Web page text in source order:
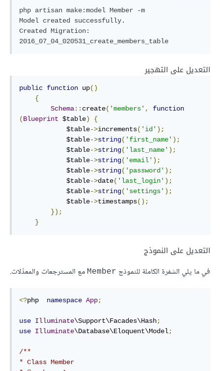
php artisan make:model Member -m
Model created successfully.
Created Migration:
2016_07_04_020531_create_members_table
التعديل على التهجير
public function up()
{
Schema:: create( 'members' ,
function
(Blueprint $table)
{
            $table
->increments( 'id' );
            $table
->string( 'first_name' );
            $table
->string( 'last_name' );
            $table
->string( 'email' );
            $table
->string( 'password' );
            $table
->date( 'last_login' );
            $table
->string( 'settings' );
            $table
->timestamps();
});
}
التعديل على النموذج
في ما يلي الشفرة الكاملة للنموذج Member مع المسترجعات والمعدِّلات.
<?php namespace App;
use Illuminate\Support\Facades\Hash;
use Illuminate\Database\Eloquent\Model;
/**
* Class Member